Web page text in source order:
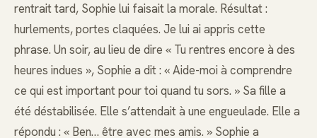
rentrait tard, Sophie lui faisait la morale. Résultat :
hurlements, portes claquées. Je lui ai appris cette
phrase. Un soir, au lieu de dire « Tu rentres encore à des
heures indues », Sophie a dit : « Aide-moi à comprendre
ce qui est important pour toi quand tu sors. » Sa fille a
été déstabilisée. Elle s’attendait à une engueulade. Elle a
répondu : « Ben… être avec mes amis. » Sophie a